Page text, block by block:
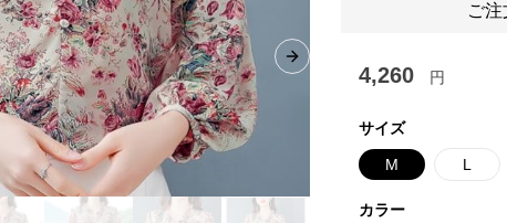
Next slide
ご
4,260 円
サイズ
M L
カラー